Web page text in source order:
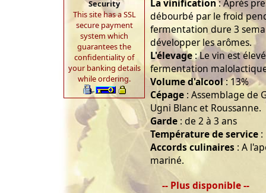
Security
This site has a SSL
secure payment
system which
guarantees the
confidentiality of
your banking details
while ordering.
La vinification: Après
débourbé par le froid
fermentation dure 3
développer les arômes.
L'élevage : Le vin est
fermentation
Volume d'alcool: 13%
Cépage : Assemblage de
Ugni Blanc et Roussanne.
Garde : de 2 à 3 ans
Température de service :
Accords culinaires : A
mariné.
-- Plus disponible --